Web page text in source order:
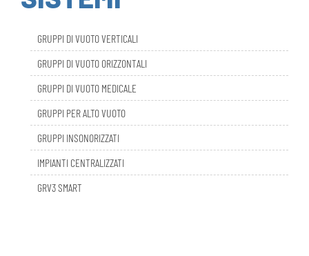
GRUPPI DI VUOTO ORIZZONTALI
GRUPPI DI VUOTO MEDICALE
GRUPPI PER ALTO VUOTO
GRUPPI INSONORIZZATI
IMPIANTI CENTRALIZZATI
GRV3 SMART